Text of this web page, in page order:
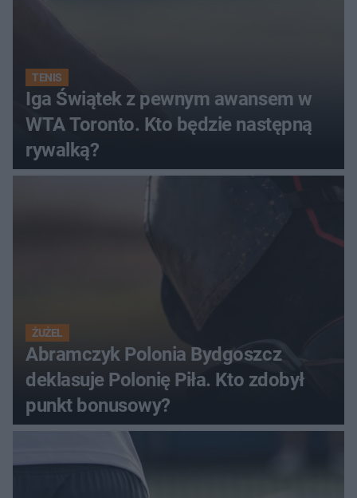
TENIS
Iga Świątek z pewnym awansem w
WTA Toronto. Kto będzie następną
rywalką?
ŻUŻEL
Abramczyk Polonia Bydgoszcz
deklasuje Polonię Piła. Kto zdobył
punkt bonusowy?